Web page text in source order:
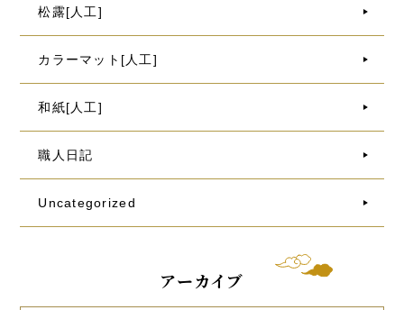
松露[人工]
カラーマット[人工]
和紙[人工]
職人日記
Uncategorized
アーカイブ